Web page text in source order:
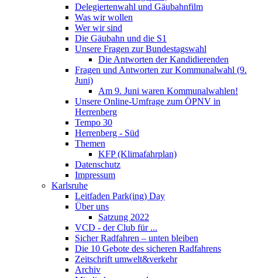
Delegiertenwahl und Gäubahnfilm
Was wir wollen
Wer wir sind
Die Gäubahn und die S1
Unsere Fragen zur Bundestagswahl
Die Antworten der Kandidierenden
Fragen und Antworten zur Kommunalwahl (9.
Juni)
Am 9. Juni waren Kommunalwahlen!
Unsere Online-Umfrage zum ÖPNV in
Herrenberg
Tempo 30
Herrenberg - Süd
Themen
KFP (Klimafahrplan)
Datenschutz
Impressum
Karlsruhe
Leitfaden Park(ing) Day
Über uns
Satzung 2022
VCD - der Club für ...
Sicher Radfahren – unten bleiben
Die 10 Gebote des sicheren Radfahrens
Zeitschrift umwelt&verkehr
Archiv